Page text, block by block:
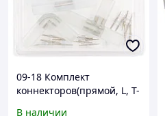
09-18 Комплект
коннекторов(прямой, L, Т-
В наличии